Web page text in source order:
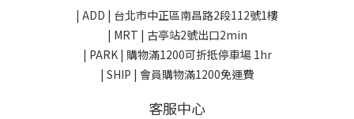
| ADD | 台北市中正區南昌路2段112號1樓
| MRT | 古亭站2號出口2min
| PARK | 購物滿1200可折抵停車場 1hr
| SHIP | 會員購物滿1200免運費
客服中心